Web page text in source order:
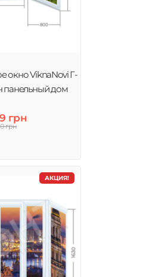
окно ViknaNovi Г-
панельный дом
грн
грн
АКЦИЯ!